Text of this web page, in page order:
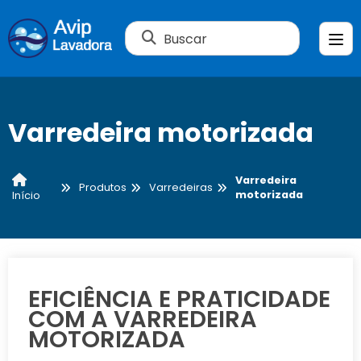
Buscar
Varredeira motorizada
Início
Produtos Varredeiras
Varredeira
motorizada
EFICIÊNCIA E PRATICIDADE
COM A VARREDEIRA
MOTORIZADA